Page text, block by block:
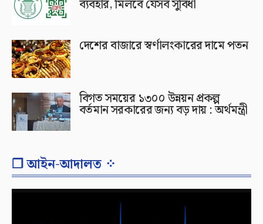
ব্যবহার, মিলবে যেসব সুবিধা
দেশের বাজারে স্বর্ণালংকারের দামে পতন
বিগত সময়ের ১৩০০ উন্নয়ন প্রকল্প
বর্তমান সরকারের জন্য বড় দায় : অর্থমন্ত্রী
❐ আইন-আদালত ⁘